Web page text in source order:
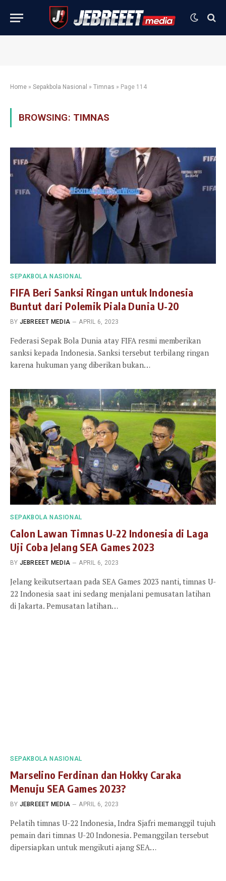
Home » Sepakbola Nasional » Timnas » Page 114
BROWSING: TIMNAS
SEPAKBOLA NASIONAL
FIFA Beri Sanksi Ringan untuk Indonesia
Buntut dari Polemik Piala Dunia U-20
BY JEBREEET MEDIA APRIL 6, 2023
Federasi Sepak Bola Dunia atay FIFA resmi memberikan
sanksi kepada Indonesia. Sanksi tersebut terbilang ringan
karena hukuman yang diberikan bukan…
SEPAKBOLA NASIONAL
Calon Lawan Timnas U-22 Indonesia di Laga
Uji Coba Jelang SEA Games 2023
BY JEBREEET MEDIA APRIL 6, 2023
Jelang keikutsertaan pada SEA Games 2023 nanti, timnas U-
22 Indonesia saat ini sedang menjalani pemusatan latihan
di Jakarta. Pemusatan latihan…
SEPAKBOLA NASIONAL
Marselino Ferdinan dan Hokky Caraka
Menuju SEA Games 2023?
BY JEBREEET MEDIA APRIL 6, 2023
Pelatih timnas U-22 Indonesia, Indra Sjafri memanggil tujuh
pemain dari timnas U-20 Indonesia. Pemanggilan tersebut
dipersiapkan untuk mengikuti ajang SEA…